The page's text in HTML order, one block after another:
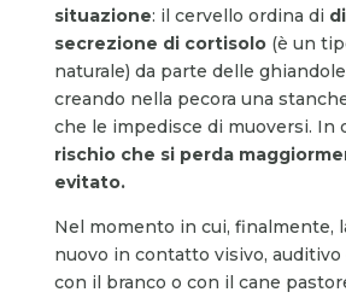
situazione: il cervello ordina di
secrezione di cortisolo(è un
naturale) da parte delle
creando nella pecora una
che le impedisce di muoversi. In
rischio che si perda
evitato.
Nel momento in cui, finalmente,
nuovo in contatto visivo,
con il branco o con il cane